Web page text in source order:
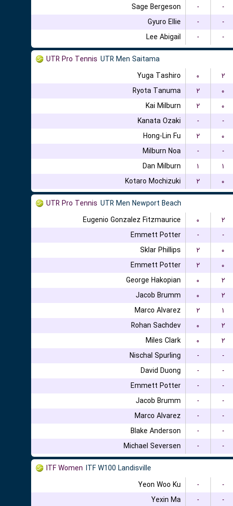
Sage Bergeson
- -
Gyuro Ellie
- -
Lee Abigail
- -
UTR Pro Tennis UTR Men Saitama
Yuga Tashiro
۰ ۲
Ryota Tanuma
۲ ۰
Kai Milburn
۲ ۰
Kanata Ozaki
- -
Hong-Lin Fu
۲ ۰
Milburn Noa
- -
Dan Milburn
۱ ۱
Kotaro Mochizuki
۲ ۰
UTR Pro Tennis UTR Men Newport Beach
Eugenio Gonzalez Fitzmaurice
۰ ۲
Emmett Potter
- -
Sklar Phillips
۲ ۰
Emmett Potter
۲ ۰
George Hakopian
۰ ۲
Jacob Brumm
۰ ۲
Marco Alvarez
۲ ۱
Rohan Sachdev
۰ ۲
Miles Clark
۰ ۲
Nischal Spurling
- -
David Duong
- -
Emmett Potter
- -
Jacob Brumm
- -
Marco Alvarez
- -
Blake Anderson
- -
Michael Seversen
- -
ITF Women ITF W100 Landisville
Yeon Woo Ku
- -
Yexin Ma
- -